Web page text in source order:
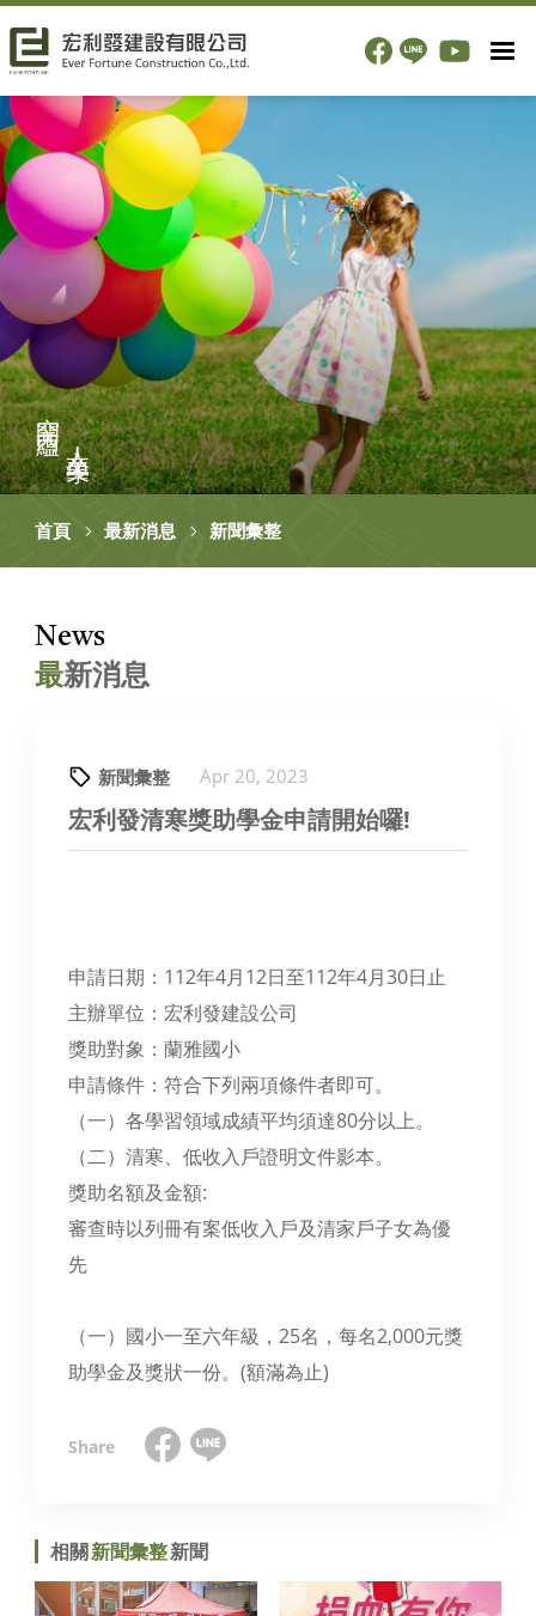
空間內蘊
人文美學
首頁 最新消息 新聞彙整
News
最新消息
新聞彙整 Apr 20, 2023
宏利發清寒獎助學金申請開始囉!
申請日期：112年4月12日至112年4月30日止
主辦單位：宏利發建設公司
獎助對象：蘭雅國小
申請條件：符合下列兩項條件者即可。
（一）各學習領域成績平均須達80分以上。
（二）清寒、低收入戶證明文件影本。
獎助名額及金額:
審查時以列冊有案低收入戶及清家戶子女為優
先
（一）國小一至六年級，25名，每名2,000元獎
助學金及獎狀一份。(額滿為止)
相關新聞彙整新聞